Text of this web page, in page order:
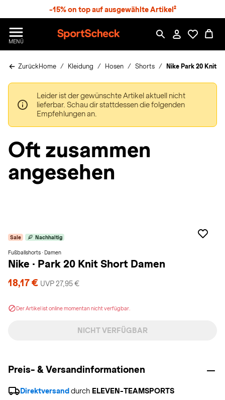
-15% on top auf ausgewählte Artikel²
MENÜ
p
r
c
h
e
ZurückHome Kleidung Hosen Shorts Nike Park 20 Knit
Leider ist der gewünschte Artikel aktuell nicht
lieferbar. Schau dir stattdessen die folgenden
Empfehlungen an.
Oft zusammen
angesehen
Sale Nachhaltig
Fußballshorts · Damen
Nike · Park 20 Knit Short Damen
18,17 € UVP 27,95 €
Der Artikel ist online momentan nicht verfügbar.
NICHT VERFÜGBAR
Preis- & Versandinformationen
Direktversand durch ELEVEN-TEAMSPORTS